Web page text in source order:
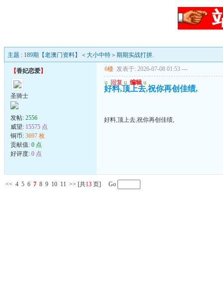
主题 : 189期【老澳门资料】＜大小中特＞期期实战打拼.
【香妃恋爱】
圣骑士
发帖: 2556
威望: 15575 点
铜币: 3697 枚
贡献值: 0 点
好评度: 0 点
6楼 发表于: 2026-07-08 01:53 ---
u 回复 u 编辑 u
好料,顶上去,祝你再创佳绩,
好料,顶上去,祝你再创佳绩,
<< 4 5 6 7 8 9 10 11 >> [共13 页] Go